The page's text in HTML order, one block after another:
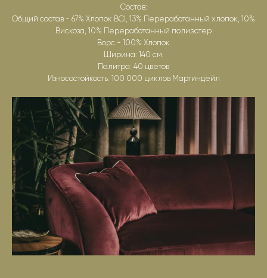
Состав:
Общий состав - 67% Хлопок BCI, 13% Переработанный хлопок, 10%
Вискоза, 10% Переработанный полиэстер
Ворс - 100% Хлопок
Ширина: 140 см.
Палитра: 40 цветов
Износостойкость: 100 000 циклов Мартиндейл